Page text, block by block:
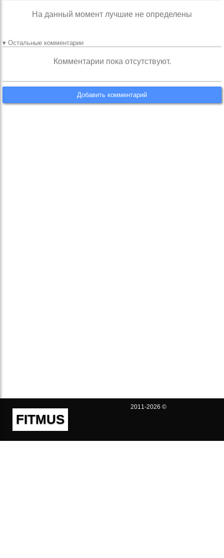
На данный момент лучшие не определены
▾ Остальные комментарии
Комментарии пока отсутствуют.
Добавить комментарий
FITMUS
2011-2026 ©